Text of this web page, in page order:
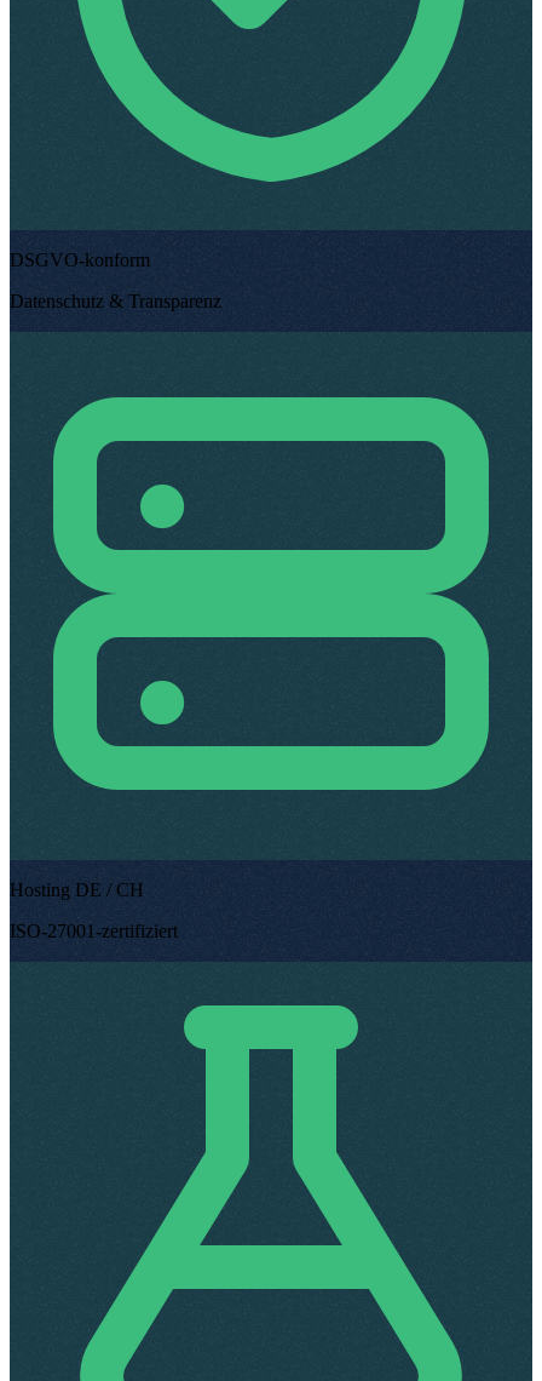
DSGVO-konform
Datenschutz & Transparenz
Hosting DE / CH
ISO-27001-zertifiziert